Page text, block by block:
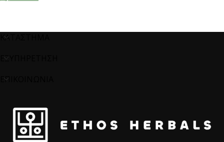
ΚΑΤΑΣΤΗΜΑ
ΕΞΥΠΗΡΕΤΗΣΗ
ΕΠΙΚΟΙΝΩΝΙΑ